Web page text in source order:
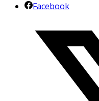
Facebook